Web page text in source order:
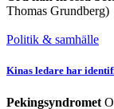
Thomas Grundberg)
Politik & samhälle
Kinas ledare har
Pekingsyndromet